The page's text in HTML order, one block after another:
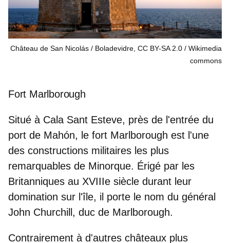
Château de San Nicolás / Boladevidre, CC BY-SA 2.0
Wikimedia
commons
Fort Marlborough
Situé à Cala Sant Esteve, près de l'entrée du
port de Mahón, le fort Marlborough est l'une
des constructions militaires les plus
remarquables de Minorque. Érigé par les
Britanniques au XVIIIe siècle durant leur
domination sur l'île, il porte le nom du général
John Churchill, duc de Marlborough.
Contrairement à d'autres châteaux plus